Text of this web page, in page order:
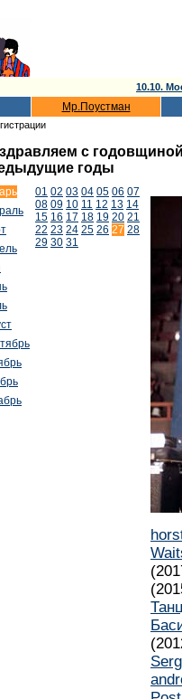
10.10.
Мр.Поустман
с
годы
01 02 03 04 05 06 07
08 09 10 11 12 13 14
15 16 17 18 19 20 21
22 23 24 25 26 27 28
29 30 31